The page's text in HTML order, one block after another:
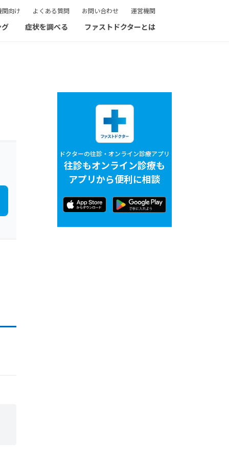
関向け よくある質問 お問い合わせ 運営機関
症状を調べる ファストドクターとは
ドクターの往診・オンライン診療アプリ
往診もオンライン診療も
アプリから便利に相談